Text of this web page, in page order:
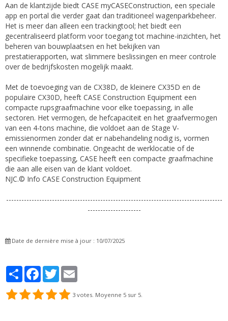
Aan de klantzijde biedt CASE myCASEConstruction, een speciale
app en portal die verder gaat dan traditioneel wagenparkbeheer.
Het is meer dan alleen een trackingtool; het biedt een
gecentraliseerd platform voor toegang tot machine-inzichten, het
beheren van bouwplaatsen en het bekijken van
prestatierapporten, wat slimmere beslissingen en meer controle
over de bedrijfskosten mogelijk maakt.
Met de toevoeging van de CX38D, de kleinere CX35D en de
populaire CX30D, heeft CASE Construction Equipment een
compacte rupsgraafmachine voor elke toepassing, in alle
sectoren. Het vermogen, de hefcapaciteit en het graafvermogen
van een 4-tons machine, die voldoet aan de Stage V-
emissienormen zonder dat er nabehandeling nodig is, vormen
een winnende combinatie. Ongeacht de werklocatie of de
specifieke toepassing, CASE heeft een compacte graafmachine
die aan alle eisen van de klant voldoet.
NJC.© Info CASE Construction Equipment
-------------------------------------------------------------------------------------
---------------------
Date de dernière mise à jour : 10/07/2025
PartagerFacebook
Twitter
3 votes. Moyenne 5 sur 5.